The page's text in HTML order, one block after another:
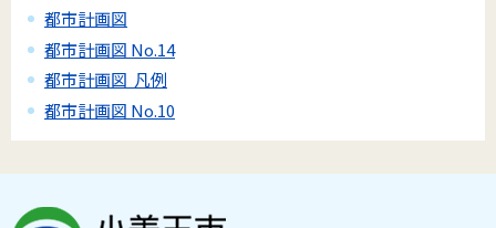
都市計画図
都市計画図 No.14
都市計画図 凡例
都市計画図 No.10